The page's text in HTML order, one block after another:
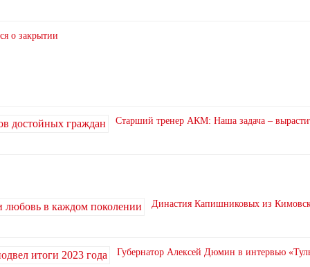
о закрытии
Старший тренер АКМ: Наша задача –
Династия Капишниковых из
Губернатор Алексей Дюмин в интервью